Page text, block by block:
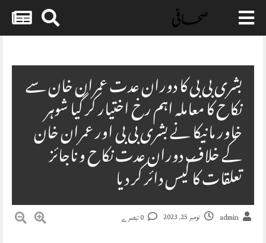
Skip
بشری بی بی کا دوران عدت عمران خان سے
نکاح کا معاملہ اہم رخ اختیار کر گیا شوہر
خاور مانیکا نے بشری بی بی اور عمران خان
کے خلاف دوران عدت نکاح و ناجائز
تعلقات کا کیس دائر کر دیا
admin نومبر 25, 2023